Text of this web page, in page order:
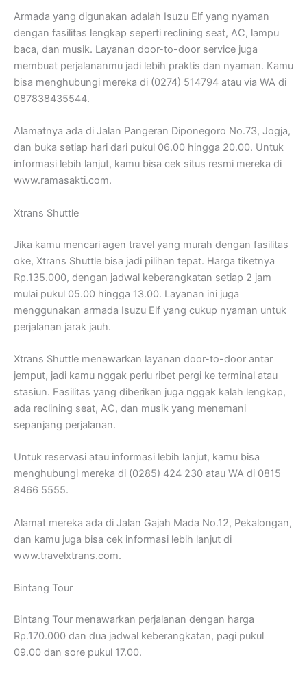
Armada yang digunakan adalah Isuzu Elf yang nyaman
dengan fasilitas lengkap seperti reclining seat, AC, lampu
baca, dan musik. Layanan door-to-door service juga
membuat perjalananmu jadi lebih praktis dan nyaman. Kamu
bisa menghubungi mereka di (0274) 514794 atau via WA di
087838435544.
Alamatnya ada di Jalan Pangeran Diponegoro No.73, Jogja,
dan buka setiap hari dari pukul 06.00 hingga 20.00. Untuk
informasi lebih lanjut, kamu bisa cek situs resmi mereka di
www.ramasakti.com.
Xtrans Shuttle
Jika kamu mencari agen travel yang murah dengan fasilitas
oke, Xtrans Shuttle bisa jadi pilihan tepat. Harga tiketnya
Rp.135.000, dengan jadwal keberangkatan setiap 2 jam
mulai pukul 05.00 hingga 13.00. Layanan ini juga
menggunakan armada Isuzu Elf yang cukup nyaman untuk
perjalanan jarak jauh.
Xtrans Shuttle menawarkan layanan door-to-door antar
jemput, jadi kamu nggak perlu ribet pergi ke terminal atau
stasiun. Fasilitas yang diberikan juga nggak kalah lengkap,
ada reclining seat, AC, dan musik yang menemani
sepanjang perjalanan.
Untuk reservasi atau informasi lebih lanjut, kamu bisa
menghubungi mereka di (0285) 424 230 atau WA di 0815
8466 5555.
Alamat mereka ada di Jalan Gajah Mada No.12, Pekalongan,
dan kamu juga bisa cek informasi lebih lanjut di
www.travelxtrans.com.
Bintang Tour
Bintang Tour menawarkan perjalanan dengan harga
Rp.170.000 dan dua jadwal keberangkatan, pagi pukul
09.00 dan sore pukul 17.00.